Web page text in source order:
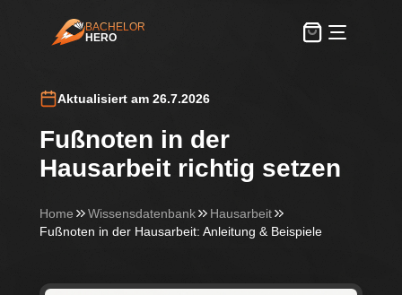
BachelorHero
BACHELOR
HERO
Aktualisiert am 26.7.2026
Fußnoten in der
Hausarbeit richtig setzen
Home Wissensdatenbank
Hausarbeit
Fußnoten in der Hausarbeit: Anleitung & Beispiele